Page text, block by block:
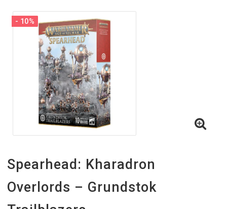
- 10%
Spearhead: Kharadron
Overlords – Grundstok